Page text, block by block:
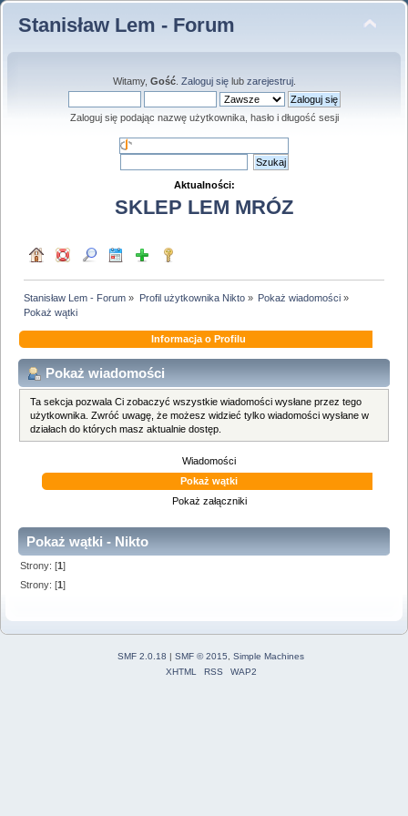
Stanisław Lem - Forum
Witamy, Gość. Zaloguj sięlub zarejestruj.
Zaloguj się podając nazwę użytkownika, hasło i długość sesji
Aktualności:
SKLEP LEM MRÓZ
Stanisław Lem - Forum » Profil użytkownika Nikto» Pokaż wiadomości»
Pokaż wątki
Informacja o Profilu
Pokaż wiadomości
Ta sekcja pozwala Ci zobaczyć wszystkie wiadomości wysłane przez tego
użytkownika. Zwróć uwagę, że możesz widzieć tylko wiadomości wysłane w
działach do których masz aktualnie dostęp.
Wiadomości
Pokaż wątki
Pokaż załączniki
Pokaż wątki - Nikto
Strony: [1]
Strony: [1]
SMF 2.0.18 | SMF © 2015
Simple Machines
XHTML
RSS WAP2